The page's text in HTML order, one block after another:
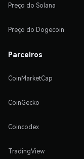
Preço do Solana
Preço do Dogecoin
Parceiros
CoinMarketCap
CoinGecko
Coincodex
TradingView